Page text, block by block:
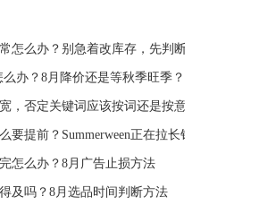
怎么办？别急着改库存，先判断是不是系统故障
办？8月降价还是等秋季旺季？
，否定关键词应该按词还是按意图？
要提前？Summerween正在拉长销售周期
怎么办？8月广告止损方法
及吗？8月选品时间判断方法